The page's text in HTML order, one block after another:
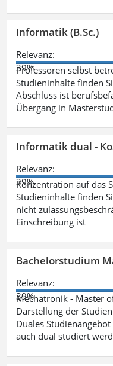
Informatik (B.Sc.)
Relevanz:
39%
Professoren selbst
Studieninhalte finden
Abschluss ist
Übergang in
Informatik dual -
Relevanz:
39%
Konzentration auf das
Studieninhalte finden
nicht
Einschreibung ist
Bachelorstudium
Relevanz:
39%
Mechatronik - Master
Darstellung der
Duales
auch dual studiert